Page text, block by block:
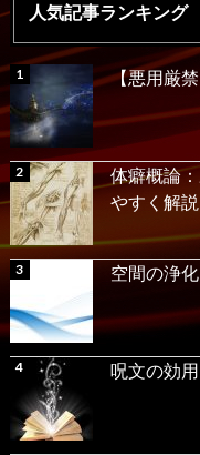
人気記事ランキング
【悪用厳
体癖概論
やすく解説
空間の浄化
呪文の効